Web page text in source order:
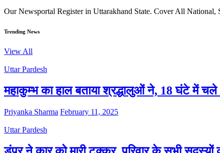
Our Newsportal Register in Uttarakhand State. Cover All National,
Trending News
View All
Uttar Pardesh
महाकुम्भ का हाल बताया श्रद्धालुओं ने, 18 घंटे में
Priyanka Sharma February 11, 2025
Uttar Pardesh